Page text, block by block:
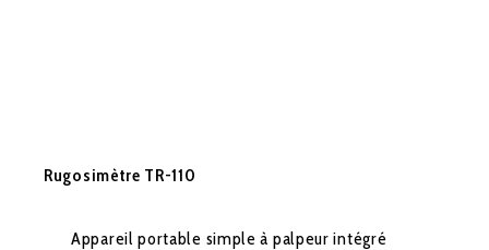
Rugosimètre TR-110
Appareil portable simple à palpeur intégré